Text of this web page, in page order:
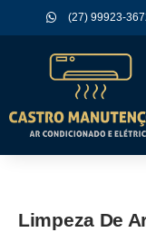
(27) 99923-
Limpeza De